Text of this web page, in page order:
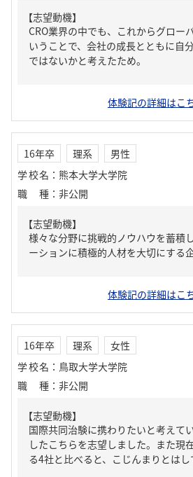
【志望動機】
CRO業界の中でも、これからグロー
いうことで、会社の成長とともに自
ではないかと考えたため。
体験記の詳細はこ
16年卒 理系
男性
学校名 ： 熊本大学大学院
職種 ： 非公開
【志望動機】
様々な分野に挑戦的ノウハウを蓄積
ーションに積極的人材を大切にする
体験記の詳細はこ
16年卒 理系
女性
学校名 ： 鳥取大学大学院
職種 ： 非公開
【志望動機】
国際共同治験に携わりたいと考えて
したこちらを志望しました。また現
る4社と比べると、こじんまりとは